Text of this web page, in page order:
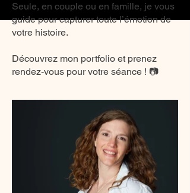
Seule, en couple ou en famille, je vous
guide pour capturer toute l’émotion de
votre histoire.
Découvrez mon portfolio et prenez
rendez-vous pour votre séance ! 📷